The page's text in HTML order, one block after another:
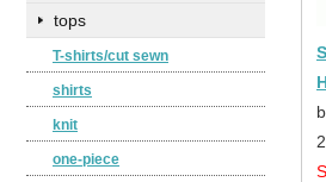
tops
T-shirts/cut sewn
shirts
knit
one-piece